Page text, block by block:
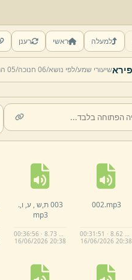
למעלה ראשי רענן
שיעורי שמע/לפי נושא/06 חנוכה/ 05 הרב אריה שפירא
002.mp3
00:31:51 · 8.62 MB
16/06/2026 20:38
003 ת, ש , ע, ו,.
mp3
00:36:56 · 8.73 MB
16/06/2026 20:38